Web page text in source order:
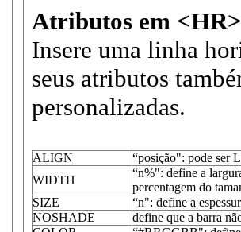
Atributos em <HR>
Insere uma linha
seus atributos
personalizadas.
ALIGN
“posição": pode ser
WIDTH
“n%": define a
percentagem do
SIZE
“n": define a
NOSHADE
define que a barra